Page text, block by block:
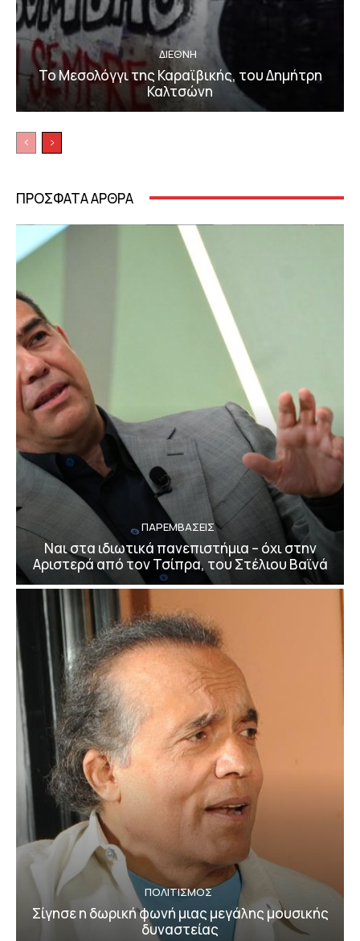
ΔΙΕΘΝΗ
Το Μεσολόγγι της Καραϊβικής, του Δημήτρη
Καλτσώνη
ΠΡΟΣΦΑΤΑ ΑΡΘΡΑ
ΠΑΡΕΜΒΑΣΕΙΣ
Ναι στα ιδιωτικά πανεπιστήμια – όχι στην
Αριστερά από τον Τσίπρα, του Στέλιου Βαϊνά
ΠΟΛΙΤΙΣΜΟΣ
Σίγησε η δωρική φωνή μιας μεγάλης μουσικής
δυναστείας